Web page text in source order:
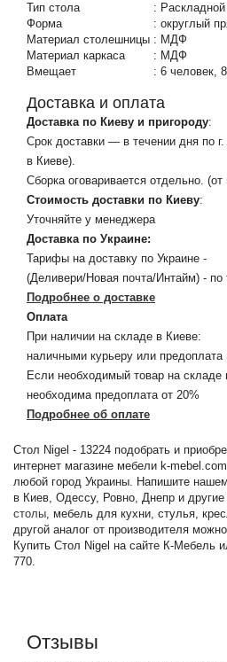
Тип стола
:
Форма
: округлый
Материал столешницы : МДФ
Материал каркаса
: МДФ
Вмещает
: 6 человек,
Доставка и оплата
Доставка по Киеву и пригороду:
Срок доставки — в течении дня по
в Киеве).
Сборка оговаривается отдельно. (от
Стоимость доставки по Киеву:
Уточняйте у менеджера
Доставка по Украине:
Тарифы на доставку по Украине -
(Деливери/Новая почта/Интайм) -
Подробнее о доставке
Оплата
При наличии на складе в Киеве:
наличными курьеру или предоплата
Если необходимый товар на складе
необходима предоплата от 20%
Подробнее об оплате
Стол Nigel - 13224 подобрать и
интернет магазине мебели k-
любой город Украины. Напишите
в Киев, Одессу, Ровно, Днепр и другие
столы, мебель для кухни, стулья,
другой аналог от производителя
Купить Стол Nigel на сайте К-Мебель
770.
Отзывы